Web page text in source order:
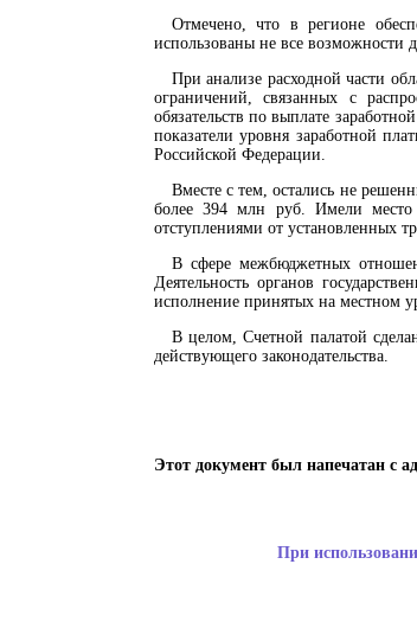
Отмечено, что в регионе
использованы не все возможности
При анализе расходной части
ограничений, связанных с
обязательств по выплате
показатели уровня заработной
Российской Федерации.
Вместе с тем, остались не
более 394 млн руб. Имели место
отступлениями от установленных
В сфере межбюджетных
Деятельность органов
исполнение принятых на местном
В целом, Счетной палатой
действующего законодательства.
Этот документ был напечатан с
При